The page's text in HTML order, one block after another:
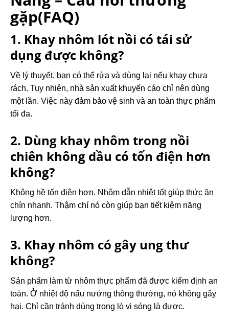
gặp(FAQ)
1. Khay nhôm lót nồi có tái sử
dụng được không?
Về lý thuyết, bạn có thể rửa và dùng lại nếu khay chưa
rách. Tuy nhiên, nhà sản xuất khuyến cáo chỉ nên dùng
một lần. Việc này đảm bảo vệ sinh và an toàn thực phẩm
tối đa.
2. Dùng khay nhôm trong nồi
chiên không dầu có tốn điện hơn
không?
Không hề tốn điện hơn. Nhôm dẫn nhiệt tốt giúp thức ăn
chín nhanh. Thậm chí nó còn giúp bạn tiết kiệm năng
lượng hơn.
3. Khay nhôm có gây ung thư
không?
Sản phẩm làm từ nhôm thực phẩm đã được kiểm định an
toàn. Ở nhiệt độ nấu nướng thông thường, nó không gây
hại. Chỉ cần tránh dùng trong lò vi sóng là được.